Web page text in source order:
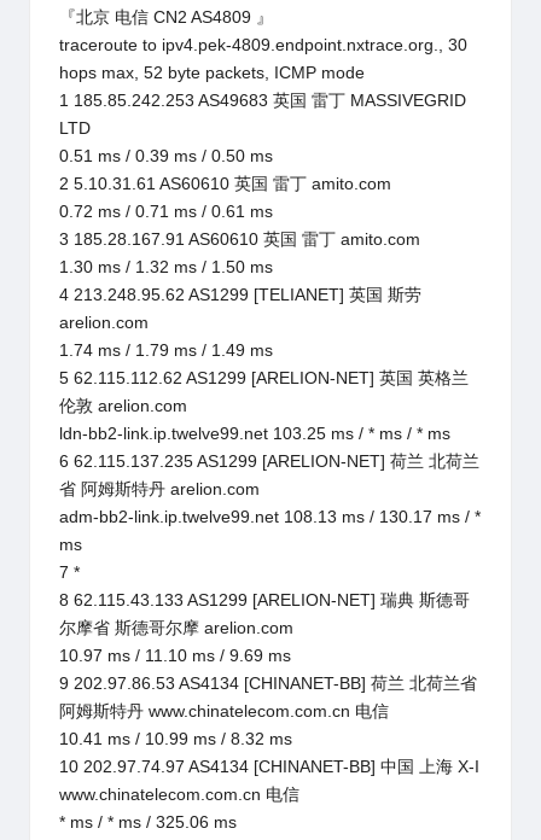
『北京 电信 CN2 AS4809 』
traceroute to ipv4.pek-4809.endpoint.nxtrace.org., 30
hops max, 52 byte packets, ICMP mode
1 185.85.242.253 AS49683 英国 雷丁 MASSIVEGRID
LTD
0.51 ms / 0.39 ms / 0.50 ms
2 5.10.31.61 AS60610 英国 雷丁 amito.com
0.72 ms / 0.71 ms / 0.61 ms
3 185.28.167.91 AS60610 英国 雷丁 amito.com
1.30 ms / 1.32 ms / 1.50 ms
4 213.248.95.62 AS1299 [TELIANET] 英国 斯劳
arelion.com
1.74 ms / 1.79 ms / 1.49 ms
5 62.115.112.62 AS1299 [ARELION-NET] 英国 英格兰
伦敦 arelion.com
ldn-bb2-link.ip.twelve99.net 103.25 ms / * ms / * ms
6 62.115.137.235 AS1299 [ARELION-NET] 荷兰 北荷兰
省 阿姆斯特丹 arelion.com
adm-bb2-link.ip.twelve99.net 108.13 ms / 130.17 ms / *
ms
7 *
8 62.115.43.133 AS1299 [ARELION-NET] 瑞典 斯德哥
尔摩省 斯德哥尔摩 arelion.com
10.97 ms / 11.10 ms / 9.69 ms
9 202.97.86.53 AS4134 [CHINANET-BB] 荷兰 北荷兰省
阿姆斯特丹 www.chinatelecom.com.cn 电信
10.41 ms / 10.99 ms / 8.32 ms
10 202.97.74.97 AS4134 [CHINANET-BB] 中国 上海 X-I
www.chinatelecom.com.cn 电信
* ms / * ms / 325.06 ms